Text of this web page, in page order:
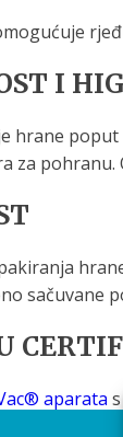
I
hrane
za pohranu.
sačuvane
aparata
za